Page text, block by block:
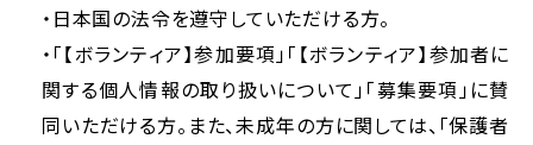
・日本国の法令を遵守していただける方。
・「【ボランティア】参加要項」「【ボランティア】参加者に
関する個人情報の取り扱いについて」「募集要項」に賛
同いただける方。また、未成年の方に関しては、「保護者